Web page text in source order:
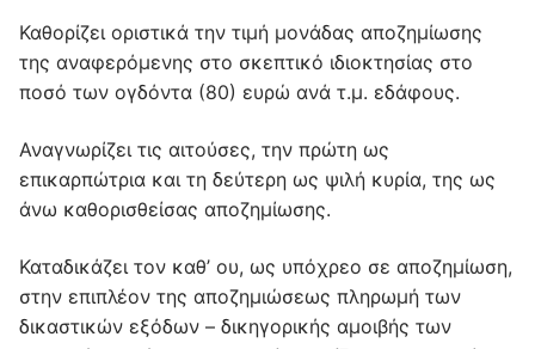
Καθορίζει οριστικά την τιμή μονάδας αποζημίωσης
της αναφερόμενης στο σκεπτικό ιδιοκτησίας στο
ποσό των ογδόντα (80) ευρώ ανά τ.μ. εδάφους.
Αναγνωρίζει τις αιτούσες, την πρώτη ως
επικαρπώτρια και τη δεύτερη ως ψιλή κυρία, της ως
άνω καθορισθείσας αποζημίωσης.
Καταδικάζει τον καθ’ ου, ως υπόχρεο σε αποζημίωση,
στην επιπλέον της αποζημιώσεως πληρωμή των
δικαστικών εξόδων – δικηγορικής αμοιβής των